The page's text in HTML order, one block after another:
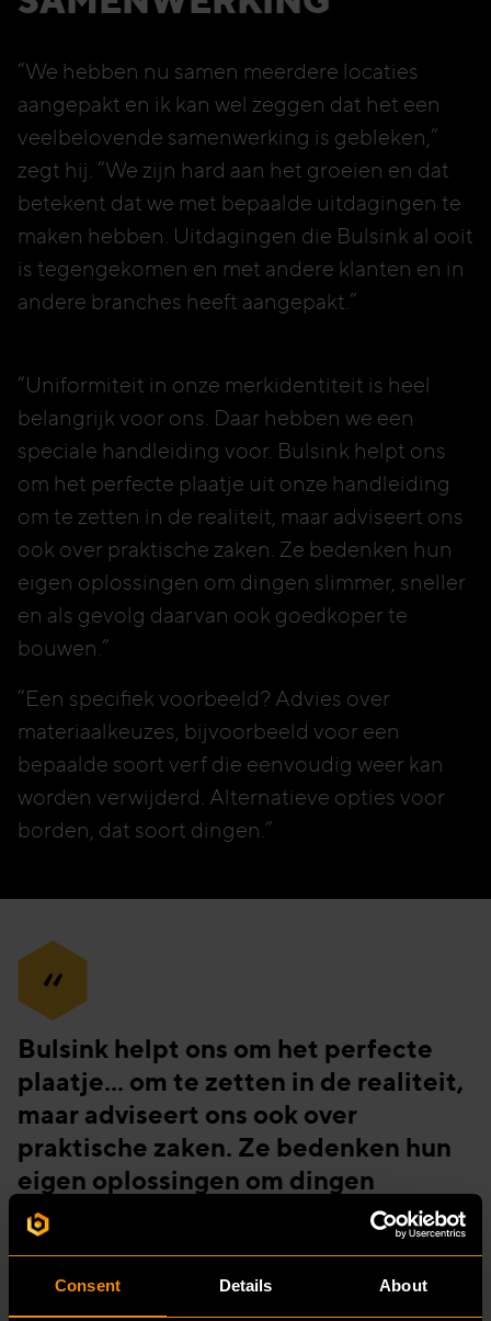
Consent Details About
“We hebben nu samen meerdere locaties
aangepakt en ik kan wel zeggen dat het een
veelbelovende samenwerking is gebleken,”
zegt hij. “We zijn hard aan het groeien en dat
betekent dat we met bepaalde uitdagingen te
maken hebben. Uitdagingen die Bulsink al ooit
is tegengekomen en met andere klanten en in
andere branches heeft aangepakt.”
“Uniformiteit in onze merkidentiteit is heel
belangrijk voor ons. Daar hebben we een
speciale handleiding voor. Bulsink helpt ons
om het perfecte plaatje uit onze handleiding
om te zetten in de realiteit, maar adviseert ons
ook over praktische zaken. Ze bedenken hun
eigen oplossingen om dingen slimmer, sneller
en als gevolg daarvan ook goedkoper te
bouwen.”
“Een specifiek voorbeeld? Advies over
materiaalkeuzes, bijvoorbeeld voor een
bepaalde soort verf die eenvoudig weer kan
worden verwijderd. Alternatieve opties voor
borden, dat soort dingen.”
“
Bulsink helpt ons om het perfecte
plaatje... om te zetten in de realiteit,
maar adviseert ons ook over
praktische zaken. Ze bedenken hun
eigen oplossingen om dingen
slimmer, sneller en als gevolg
daarvan ook goedkoper te bouwen.
- Dennis Aarts, Project Supervisor Basic-Fit